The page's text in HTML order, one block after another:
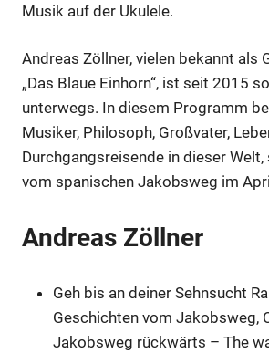
Musik auf der Ukulele.
Andreas Zöllner, vielen bekannt als
„Das Blaue Einhorn“, ist seit 2015
unterwegs. In diesem Programm
Musiker, Philosoph, Großvater,
Durchgangsreisende in dieser Welt,
vom spanischen Jakobsweg im
Andreas Zöllner
Geh bis an deiner Sehnsucht
Geschichten vom Jakobsweg,
Jakobsweg rückwärts – The